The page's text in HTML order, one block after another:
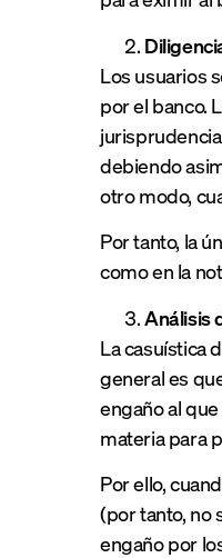
Los usuarios
por el banco.
debiendo
otro modo,
Por tanto, la
como en la
Análisis
La casuística
general es
engaño al
materia para
Por ello,
(por tanto, no
engaño por